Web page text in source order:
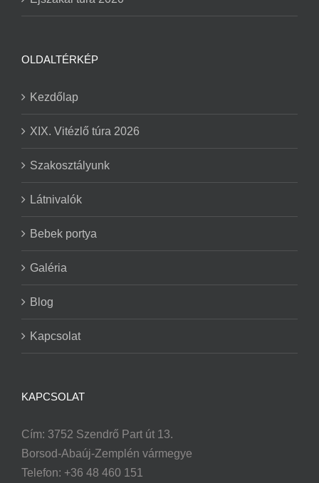
OLDALTÉRKÉP
Kezdőlap
XIX. Vitézlő túra 2026
Szakosztályunk
Látnivalók
Bebek portya
Galéria
Blog
Kapcsolat
KAPCSOLAT
Cím: 3752 Szendrő Part út 13.
Borsod-Abaúj-Zemplén vármegye
Telefon: +36 48 460 151